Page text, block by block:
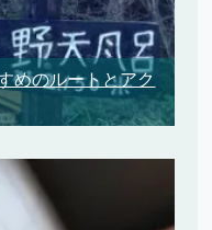
めのルートとアク